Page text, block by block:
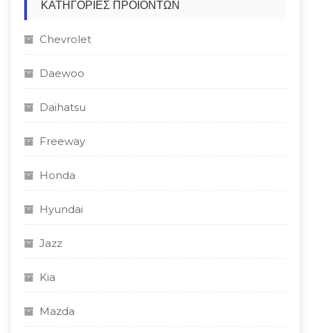
ΚΑΤΗΓΟΡΊΕΣ ΠΡΟΪΌΝΤΩΝ
Chevrolet
Daewoo
Daihatsu
Freeway
Honda
Hyundai
Jazz
Kia
Mazda